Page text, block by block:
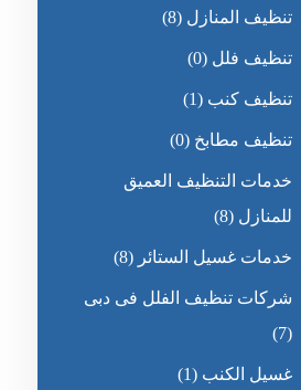
تنظيف المنازل (8)
تنظيف فلل (0)
تنظيف كنب (1)
تنظيف مطابخ (0)
خدمات التنظيف العميق
للمنازل (8)
خدمات غسيل الستائر (8)
شركات تنظيف الفلل فى دبى
(7)
غسيل الكنب (1)